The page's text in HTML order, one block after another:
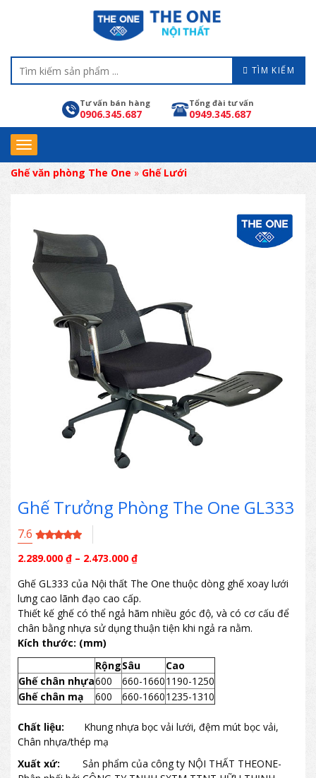
TÌM KIẾM
Tư vấn bán hàng
0906.345.687
Tổng đài tư vấn
0949.345.687
Ghế văn phòng The One » Ghế Lưới
Ghế Trưởng Phòng The One GL333
7.6
2.289.000 ₫ – 2.473.000 ₫
Ghế GL333 của Nội thất The One thuộc dòng ghế xoay lưới
lưng cao lãnh đạo cao cấp.
Thiết kế ghế có thể ngả hãm nhiều góc độ, và có cơ cấu để
chân bằng nhựa sử dụng thuận tiện khi ngả ra nằm.
Kích thước: (mm)
RộngSâu
Cao
Ghế chân nhựa600 660-16601190-1250
Ghế chân mạ
600 660-16601235-1310
Chất liệu:
Khung nhựa bọc vải lưới, đệm mút bọc vải,
Chân nhựa/thép mạ
Xuất xứ:
Sản phẩm của công ty NỘI THẤT THEONE-